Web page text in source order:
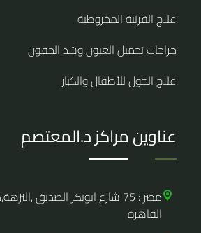
علاج القرنية المخروطية
جراحات تجميل العيون وشد الجفون
علاج الحول للأطفال والكبار
عناوين مراكز د.المعتصم
مصر : 75 شارع ابوبكر الصديق
القاهرة